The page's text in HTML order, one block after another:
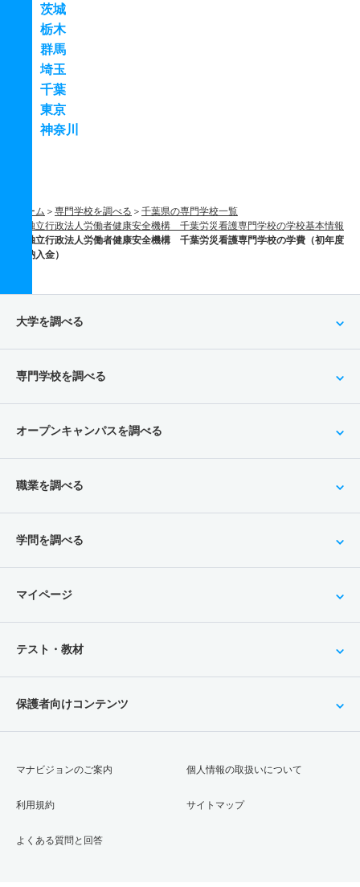
茨城
栃木
群馬
埼玉
千葉
東京
神奈川
ホーム 専門学校を調べる
千葉県の専門学校一覧
独立行政法人労働者健康安全機構 千葉労災看護専門学校の学校基本情報
独立行政法人労働者健康安全機構 千葉労災看護専門学校の学費（初年度
納入金）
大学を調べる
専門学校を調べる
オープンキャンパスを調べる
職業を調べる
学問を調べる
マイページ
テスト・教材
保護者向けコンテンツ
マナビジョンのご案内
利用規約
よくある質問と回答
個人情報の取扱いについて
サイトマップ